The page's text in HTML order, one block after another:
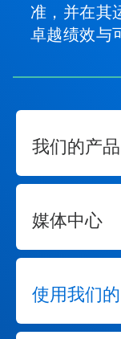
准，并在其
卓越绩效与
我们的产品
媒体中心
使用我们